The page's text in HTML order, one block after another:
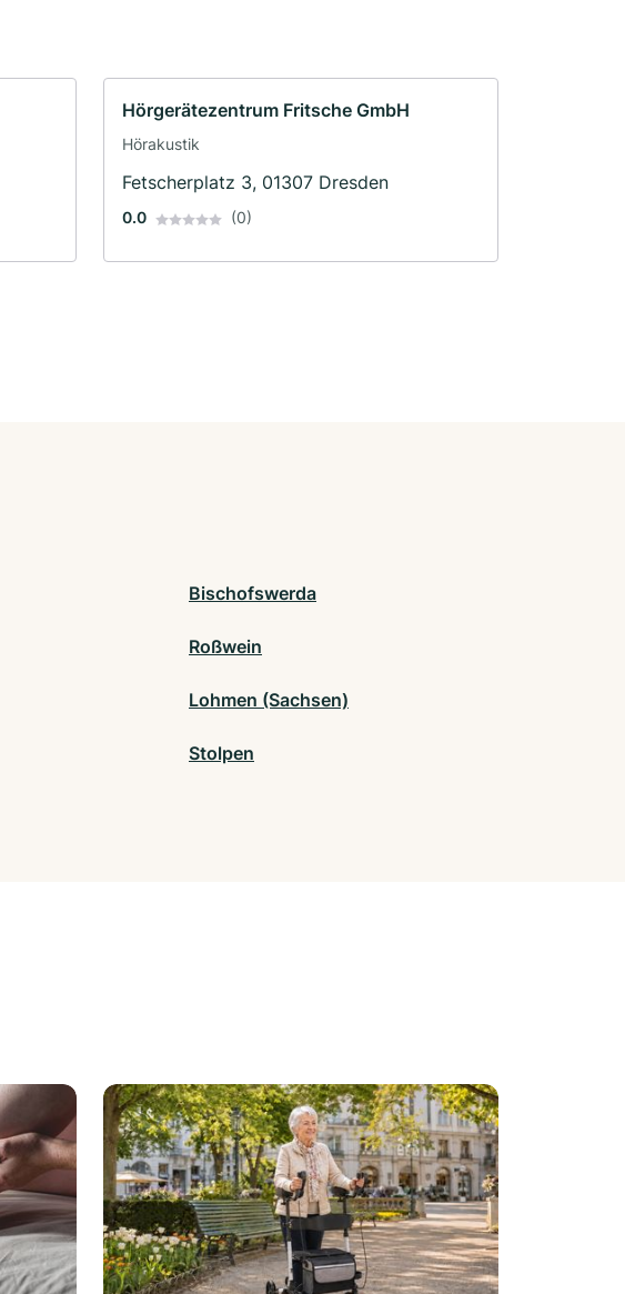
Hörgerätezentrum Fritsche GmbH
Hörakustik
Fetscherplatz 3, 01307 Dresden
0.0 (0)
Bischofswerda
Roßwein
Lohmen (Sachsen)
Stolpen